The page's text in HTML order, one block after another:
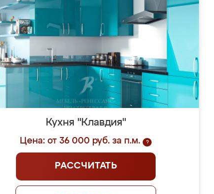
Кухня "Клавдия"
Цена: от 36 000 руб. за п.м. ?
РАССЧИТАТЬ